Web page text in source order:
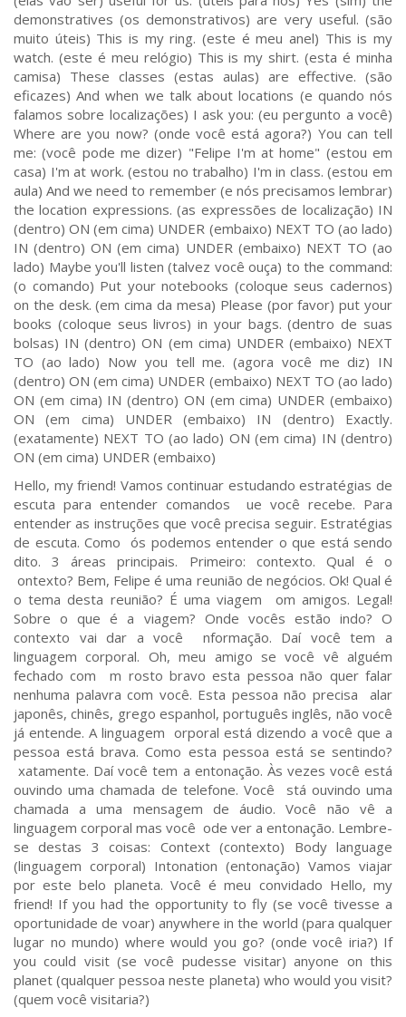
demonstratives (os demonstrativos) are very useful. (são
muito úteis) This is my ring. (este é meu anel) This is my
watch. (este é meu relógio) This is my shirt. (esta é minha
camisa) These classes (estas aulas) are effective. (são
eficazes) And when we talk about locations (e quando nós
falamos sobre localizações) I ask you: (eu pergunto a você)
Where are you now? (onde você está agora?) You can tell
me: (você pode me dizer) "Felipe I'm at home" (estou em
casa) I'm at work. (estou no trabalho) I'm in class. (estou em
aula) And we need to remember (e nós precisamos lembrar)
the location expressions. (as expressões de localização) IN
(dentro) ON (em cima) UNDER (embaixo) NEXT TO (ao lado)
IN (dentro) ON (em cima) UNDER (embaixo) NEXT TO (ao
lado) Maybe you'll listen (talvez você ouça) to the command:
(o comando) Put your notebooks (coloque seus cadernos)
on the desk. (em cima da mesa) Please (por favor) put your
books (coloque seus livros) in your bags. (dentro de suas
bolsas) IN (dentro) ON (em cima) UNDER (embaixo) NEXT
TO (ao lado) Now you tell me. (agora você me diz) IN
(dentro) ON (em cima) UNDER (embaixo) NEXT TO (ao lado)
ON (em cima) IN (dentro) ON (em cima) UNDER (embaixo)
ON (em cima) UNDER (embaixo) IN (dentro) Exactly.
(exatamente) NEXT TO (ao lado) ON (em cima) IN (dentro)
ON (em cima) UNDER (embaixo)
Hello, my friend! Vamos continuar estudando estratégias de
escuta para entender comandos ue você recebe. Para
entender as instruções que você precisa seguir. Estratégias
de escuta. Como ós podemos entender o que está sendo
dito. 3 áreas principais. Primeiro: contexto. Qual é o
ontexto? Bem, Felipe é uma reunião de negócios. Ok! Qual é
o tema desta reunião? É uma viagem om amigos. Legal!
Sobre o que é a viagem? Onde vocês estão indo? O
contexto vai dar a você nformação. Daí você tem a
linguagem corporal. Oh, meu amigo se você vê alguém
fechado com m rosto bravo esta pessoa não quer falar
nenhuma palavra com você. Esta pessoa não precisa alar
japonês, chinês, grego espanhol, português inglês, não você
já entende. A linguagem orporal está dizendo a você que a
pessoa está brava. Como esta pessoa está se sentindo?
xatamente. Daí você tem a entonação. Às vezes você está
ouvindo uma chamada de telefone. Você stá ouvindo uma
chamada a uma mensagem de áudio. Você não vê a
linguagem corporal mas você ode ver a entonação. Lembre-
se destas 3 coisas: Context (contexto) Body language
(linguagem corporal) Intonation (entonação) Vamos viajar
por este belo planeta. Você é meu convidado Hello, my
friend! If you had the opportunity to fly (se você tivesse a
oportunidade de voar) anywhere in the world (para qualquer
lugar no mundo) where would you go? (onde você iria?) If
you could visit (se você pudesse visitar) anyone on this
planet (qualquer pessoa neste planeta) who would you visit?
(quem você visitaria?)